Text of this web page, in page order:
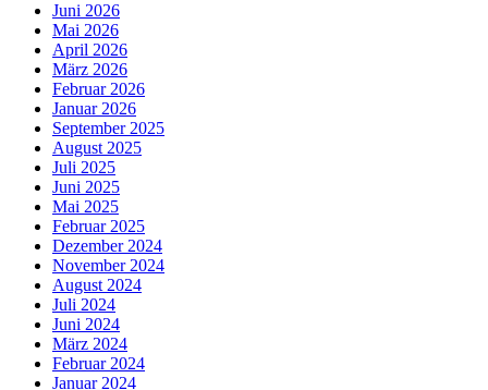
Juni 2026
Mai 2026
April 2026
März 2026
Februar 2026
Januar 2026
September 2025
August 2025
Juli 2025
Juni 2025
Mai 2025
Februar 2025
Dezember 2024
November 2024
August 2024
Juli 2024
Juni 2024
März 2024
Februar 2024
Januar 2024